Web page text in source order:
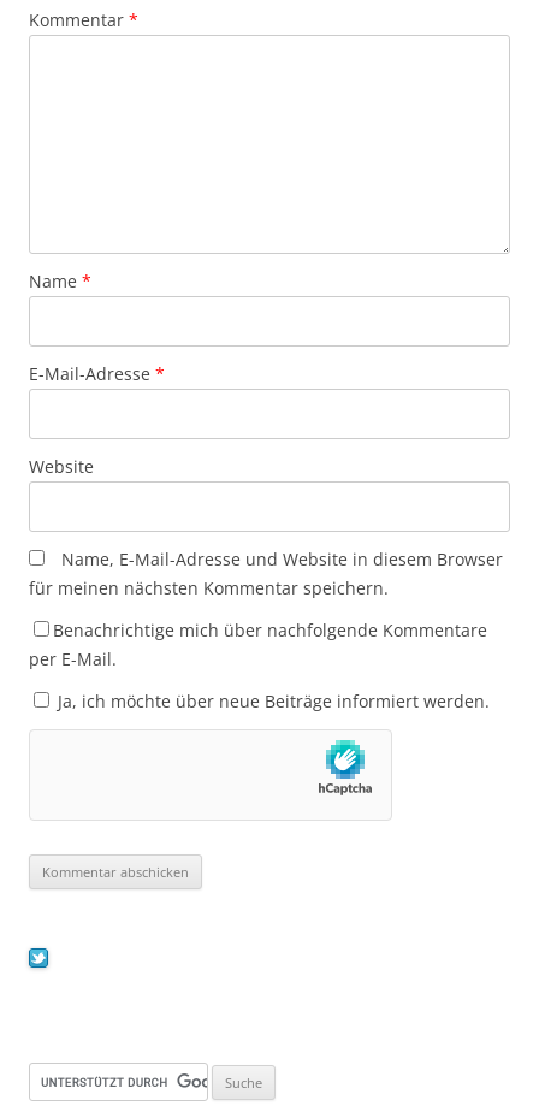
Kommentar *
Name *
E-Mail-Adresse *
Website
Name, E-Mail-Adresse und Website in diesem Browser
für meinen nächsten Kommentar speichern.
Benachrichtige mich über nachfolgende Kommentare
per E-Mail.
Ja, ich möchte über neue Beiträge informiert werden.